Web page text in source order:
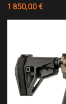
1 850,00 €